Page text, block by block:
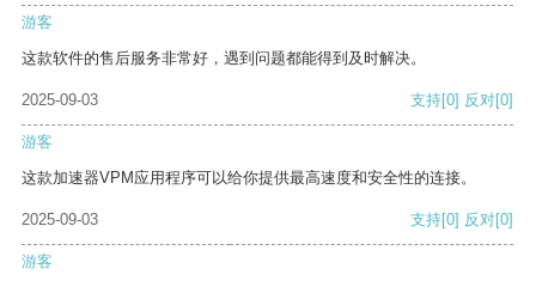
游客
这款软件的售后服务非常好，遇到问题都能得到及时解决。
2025-09-03 支持[0] 反对[0]
游客
这款加速器VPM应用程序可以给你提供最高速度和安全性的连接。
2025-09-03 支持[0] 反对[0]
游客